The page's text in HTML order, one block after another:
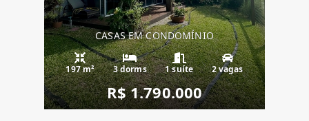
CASAS EM CONDOMÍNIO
197 m² 3 dorms 1 suíte 2 vagas
R$ 1.790.000